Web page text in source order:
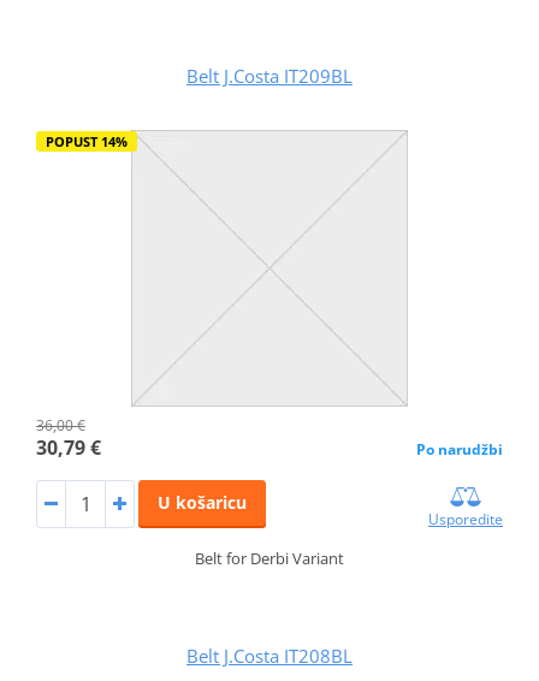
Belt J.Costa IT209BL
POPUST 14%
36,00 €
30,79 € Po narudžbi
U košaricu
Usporedite
Belt for Derbi Variant
Belt J.Costa IT208BL